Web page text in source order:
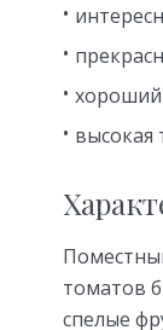
высокая
томатов
спелые